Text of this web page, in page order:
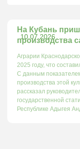
10.07.2026
На Кубань
производства
Аграрии
2025 году, что
С данным
производства этой
рассказал
государственной
Республике Адыгея